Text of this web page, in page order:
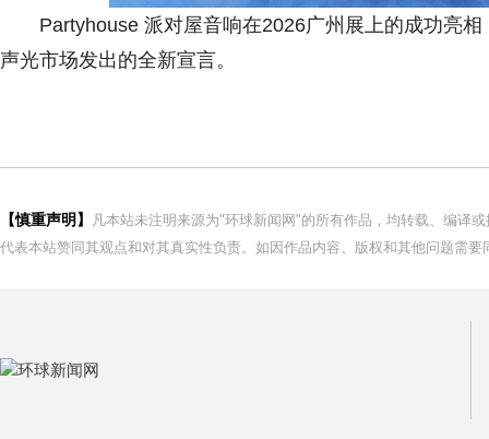
Partyhouse 派对屋音响在2026广州展上的成功亮
声光市场发出的全新宣言。
【慎重声明】
凡本站未注明来源为"环球新闻网"的所有作品，均转载、编译
代表本站赞同其观点和对其真实性负责。如因作品内容、版权和其他问题需